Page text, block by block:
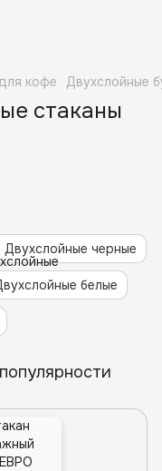
кофе Двухслойные
стаканы
Двухслойные черные
белые